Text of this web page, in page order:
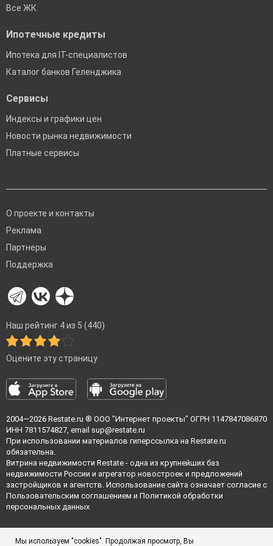
Все ЖК
Ипотечные кредиты
Ипотека для IT-специалистов
Каталог банков Геленджика
Сервисы
Индексы и графики цен
Новости рынка недвижимости
Платные сервисы
О проекте и контакты
Реклама
Партнеры
Поддержка
Наш рейтинг 4 из 5 (440)
Оцените эту страницу
2004—2026 Restate.ru ® ООО "Интернет проекты" ОГРН 1147847086870
ИНН 7811574827, email sup@restate.ru
При использовании материалов гиперссылка на Restate.ru
обязательна.
Витрина недвижимости Restate - одна из крупнейших баз
недвижимости России и агрегатор новостроек и предложений
застройщиков и агентств. Использование сайта означает согласие с
Пользовательским соглашением и Политикой обработки
персональных данных
Мы используем "cookies". Продолжая просмотр, Вы